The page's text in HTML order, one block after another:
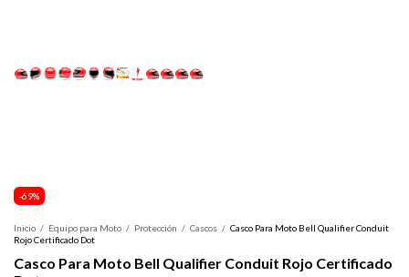
-69%
Inicio / Equipo para Moto / Protección / Cascos / Casco Para Moto Bell Qualifier Conduit
Rojo Certificado Dot
Casco Para Moto Bell Qualifier Conduit Rojo Certificado